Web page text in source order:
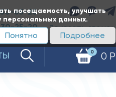
посещаемость, улучшать
персональных данных.
Подробнее
Понятно
65-20
25-20 Заказать звонок
0 0 Р